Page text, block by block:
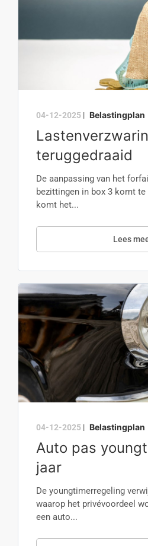
04-12-2025 | Belastingplan
teruggedraaid
De aanpassing van het
bezittingen in box 3 komt
komt het...
Lees
04-12-2025 | Belastingplan
Auto pas
jaar
De youngtimerregeling
waarop het privévoordeel
een auto...